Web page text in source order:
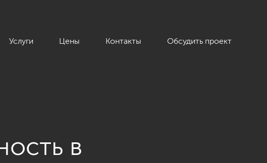
Услуги Цены Контакты Обсудить проект
в